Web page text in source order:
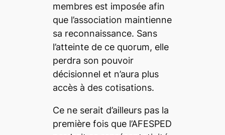
membres est imposée afin
que l’association maintienne
sa reconnaissance. Sans
l’atteinte de ce quorum, elle
perdra son pouvoir
décisionnel et n’aura plus
accès à des cotisations.
Ce ne serait d’ailleurs pas la
première fois que l’AFESPED